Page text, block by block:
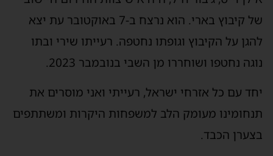
של קיבוץ בארי. הוא נרצח ב-7 באוקטובר עת יצא
להגן על הקיבוץ וגופתו נחטפה. רעייתו שירי ובתו
נוגה נחטפו ושוחררו מן השבי בנובמבר 2023.
יחד עם כל אזרחי ישראל, רעייתי ואני מוסרים את
תנחומינו מעומק הלב למשפחות היקרות ומשתתפים
בצערן הכבד.